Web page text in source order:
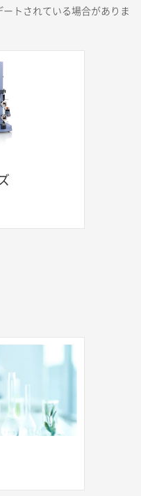
トされている場合がありま